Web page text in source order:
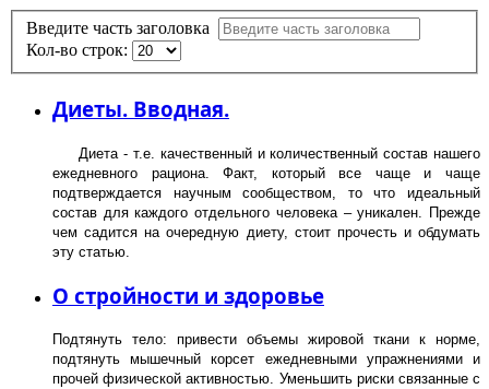
Введите часть заголовка
Кол-во строк:
Диеты. Вводная.
Диета - т.е. качественный и количественный состав нашего
ежедневного рациона. Факт, который все чаще и чаще
подтверждается научным сообществом, то что идеальный
состав для каждого отдельного человека – уникален. Прежде
чем садится на очередную диету, стоит прочесть и обдумать
эту статью.
О стройности и здоровье
Подтянуть тело: привести объемы жировой ткани к норме,
подтянуть мышечный корсет ежедневными упражнениями и
прочей физической активностью. Уменьшить риски связанные с